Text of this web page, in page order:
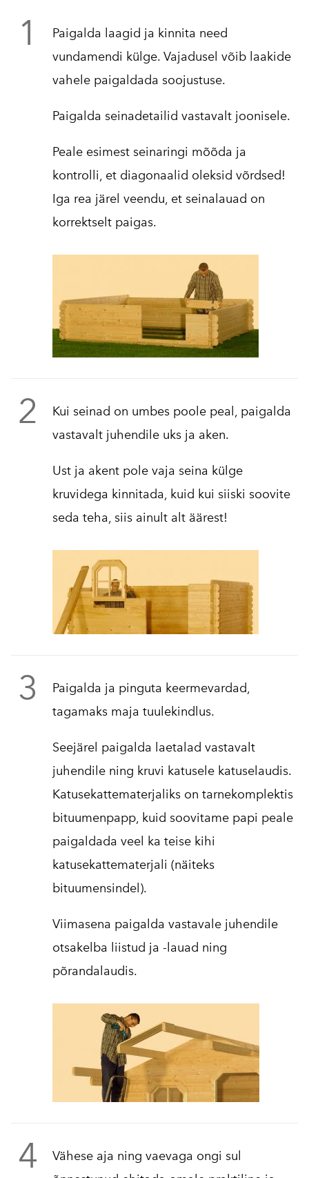
1
Paigalda laagid ja kinnita need
vundamendi külge. Vajadusel võib laakide
vahele paigaldada soojustuse.
Paigalda seinadetailid vastavalt joonisele.
Peale esimest seinaringi mõõda ja
kontrolli, et diagonaalid oleksid võrdsed!
Iga rea järel veendu, et seinalauad on
korrektselt paigas.
2
Kui seinad on umbes poole peal, paigalda
vastavalt juhendile uks ja aken.
Ust ja akent pole vaja seina külge
kruvidega kinnitada, kuid kui siiski soovite
seda teha, siis ainult alt äärest!
3
Paigalda ja pinguta keermevardad,
tagamaks maja tuulekindlus.
Seejärel paigalda laetalad vastavalt
juhendile ning kruvi katusele katuselaudis.
Katusekattematerjaliks on tarnekomplektis
bituumenpapp, kuid soovitame papi peale
paigaldada veel ka teise kihi
katusekattematerjali (näiteks
bituumensindel).
Viimasena paigalda vastavale juhendile
otsakelba liistud ja -lauad ning
põrandalaudis.
4
Vähese aja ning vaevaga ongi sul